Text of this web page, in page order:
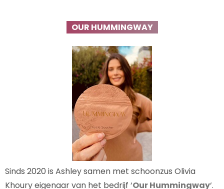
OUR HUMMINGWAY
Sinds 2020 is Ashley samen met schoonzus Olivia
Khoury eigenaar van het bedrijf ‘Our Hummingway‘.